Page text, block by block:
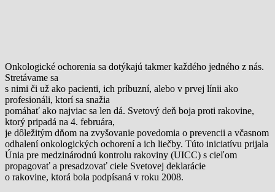
Onkologické ochorenia sa dotýkajú takmer každého jedného z nás.
Stretávame sa
s nimi či už ako pacienti, ich príbuzní, alebo v prvej línii ako
profesionáli, ktorí sa snažia
pomáhať ako najviac sa len dá. Svetový deň boja proti rakovine,
ktorý pripadá na 4. februára,
je dôležitým dňom na zvyšovanie povedomia o prevencii a včasnom
odhalení onkologických ochorení a ich liečby. Túto iniciatívu prijala
Únia pre medzinárodnú kontrolu rakoviny (UICC) s cieľom
propagovať a presadzovať ciele Svetovej deklarácie
o rakovine, ktorá bola podpísaná v roku 2008.